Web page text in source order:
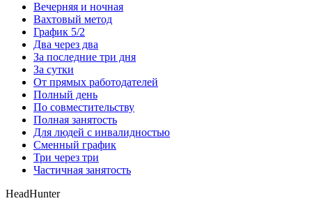
Вечерняя и ночная
Вахтовый метод
График 5/2
Два через два
За последние три дня
За сутки
От прямых работодателей
Полный день
По совместительству
Полная занятость
Для людей с инвалидностью
Сменный график
Три через три
Частичная занятость
HeadHunter